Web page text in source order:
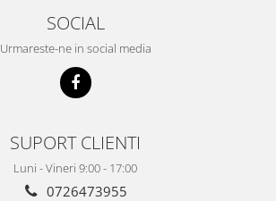
SOCIAL
Urmareste-ne in social media
SUPORT CLIENTI
Luni - Vineri 9:00 - 17:00
0726473955